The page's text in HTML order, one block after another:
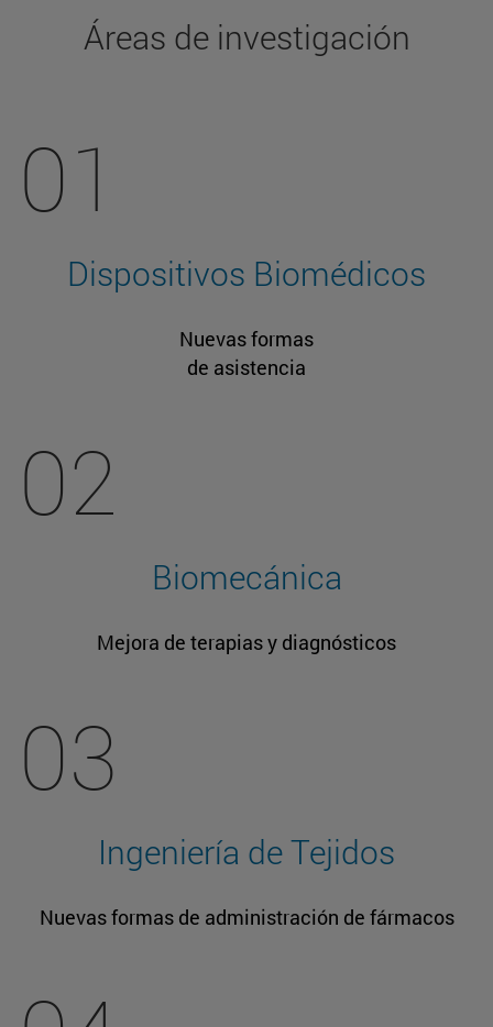
Áreas de investigación
01
Dispositivos Biomédicos
Nuevas formas
de asistencia
02
Biomecánica
Mejora de terapias y diagnósticos
03
Ingeniería de Tejidos
Nuevas formas de administración de fármacos